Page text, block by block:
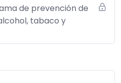
de prevención de
tabaco y